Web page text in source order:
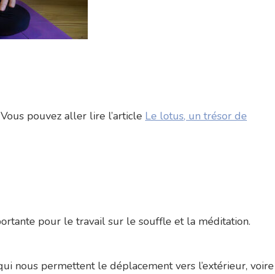
pouvez aller lire l’article Le lotus, un trésor de
pour le travail sur le souffle et la méditation.
nous permettent le déplacement vers l’extérieur, voire